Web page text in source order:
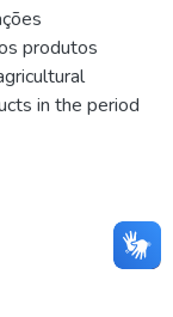
produtos
in the period